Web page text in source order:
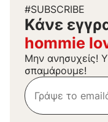
#SUBSCRIBE
Kάνε
hommie
Μην ανησυχείς!
σπαμάρουμε!